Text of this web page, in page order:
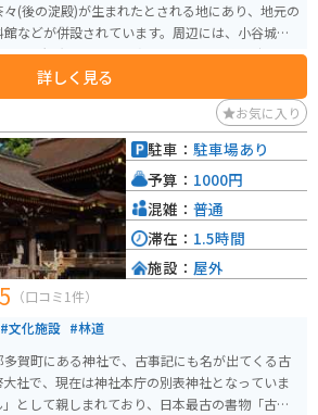
(後の淀殿)が生まれたとされる地にあり、地元の
などが併設されています。周辺には、小谷城跡
的な観光スポットも点在しており、戦国時代や
。 バイクで訪れる場合、道の駅
いるので安心です。周辺の道路は、山間部を通
れば、琵琶湖沿いを走る快適な道もあり、ツー
名産品としては、近江牛や鮒寿司、丁子麩など
ストランでは、近江牛を使った料理や、地元産の
とができます。お土産には、三姉妹にちなんだ
す。
詳しく見る
お気に入り
5 （口コミ1件）
#文化施設 #林道
賀町にある神社で、古事記にも名が出てくる古
社で、現在は神社本庁の別表神社となっていま
として親しまれており、日本最古の書物「古事
駐車： 駐車場あり
予算： 1000円
混雑： 普通
滞在： 1.5時間
施設： 屋外